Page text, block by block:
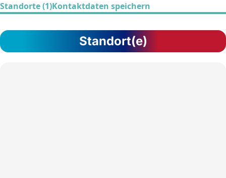
Standorte (1)Kontaktdaten speichern
Standort(e)